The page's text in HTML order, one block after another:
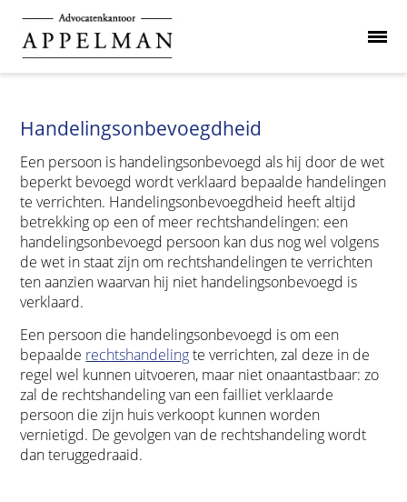
Handelingsonbevoegdheid
Een persoon is handelingsonbevoegd als hij door de wet
beperkt bevoegd wordt verklaard bepaalde handelingen
te verrichten. Handelingsonbevoegdheid heeft altijd
betrekking op een of meer rechtshandelingen: een
handelingsonbevoegd persoon kan dus nog wel volgens
de wet in staat zijn om rechtshandelingen te verrichten
ten aanzien waarvan hij niet handelingsonbevoegd is
verklaard.
Een persoon die handelingsonbevoegd is om een
bepaalde rechtshandelingte verrichten, zal deze in de
regel wel kunnen uitvoeren, maar niet onaantastbaar: zo
zal de rechtshandeling van een failliet verklaarde
persoon die zijn huis verkoopt kunnen worden
vernietigd. De gevolgen van de rechtshandeling wordt
dan teruggedraaid.